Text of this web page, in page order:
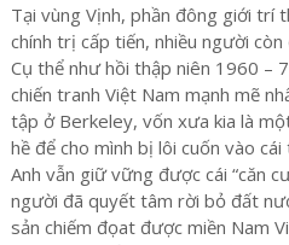
Tại vùng Vịnh, phần đông giới trí
chính trị cấp tiến, nhiều người
Cụ thể như hồi thập niên 1960 –
chiến tranh Việt Nam mạnh mẽ
tập ở Berkeley, vốn xưa kia là
hề để cho mình bị lôi cuốn vào
Anh vẫn giữ vững được cái “căn
người đã quyết tâm rời bỏ đất
sản chiếm đọat được miền Nam